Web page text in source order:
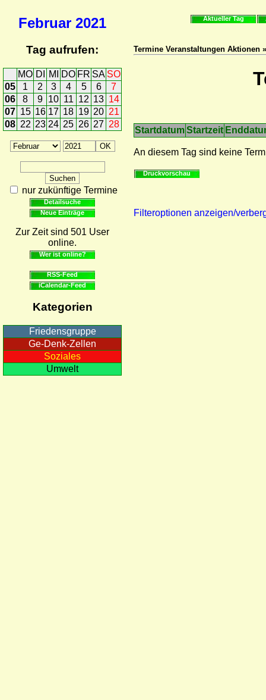
Februar 2021
Tag aufrufen:
MO DI MI DO FR SA SO
05
1 2 3 4 5 6
7
06
8 9 10 11 12 13 14
07 15 16 17 18 19 20 21
08 22 23 24 25 26 27 28
nur zukünftige Termine
Detailsuche
Neue Einträge
Zur Zeit sind 501 User
online.
Wer ist online?
RSS-Feed
iCalendar-Feed
Kategorien
Friedensgruppe
Ge-Denk-Zellen
Soziales
Umwelt
Aktueller Tag
Termine Veranstaltungen Aktionen
StartdatumStartzeit
An diesem Tag sind keine
Druckvorschau
Filteroptionen anzeigen/